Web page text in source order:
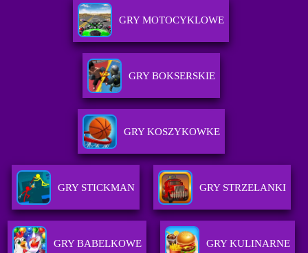
GRY MOTOCYKLOWE
GRY BOKSERSKIE
GRY KOSZYKOWKE
GRY STICKMAN GRY STRZELANKI
GRY BABELKOWE GRY KULINARNE